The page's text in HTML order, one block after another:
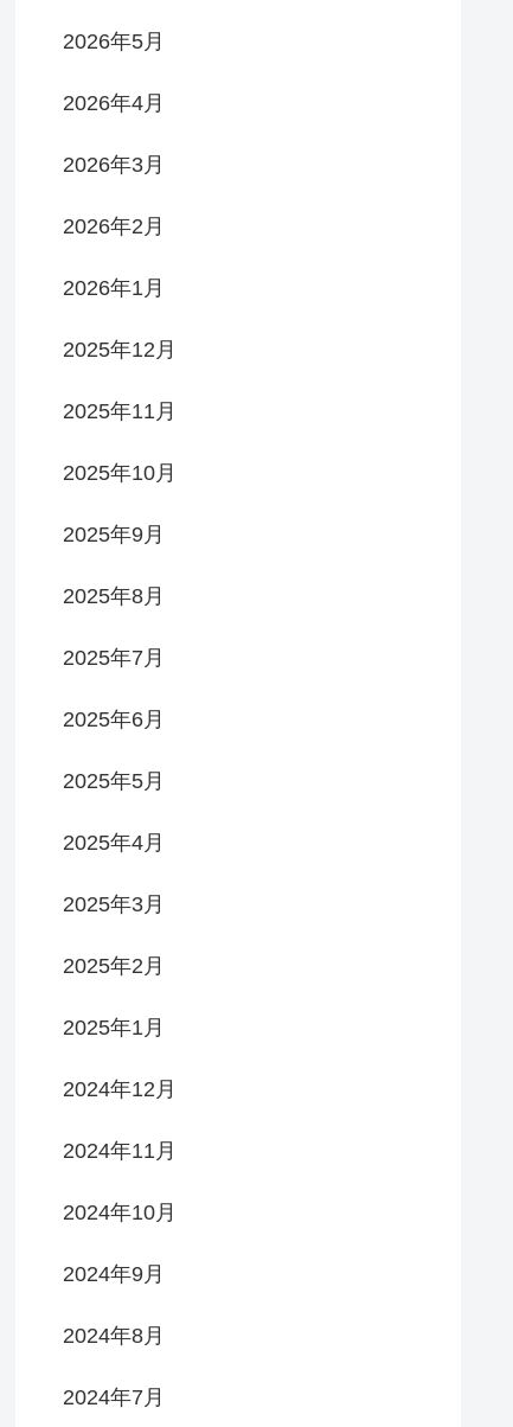
2026年5月
2026年4月
2026年3月
2026年2月
2026年1月
2025年12月
2025年11月
2025年10月
2025年9月
2025年8月
2025年7月
2025年6月
2025年5月
2025年4月
2025年3月
2025年2月
2025年1月
2024年12月
2024年11月
2024年10月
2024年9月
2024年8月
2024年7月